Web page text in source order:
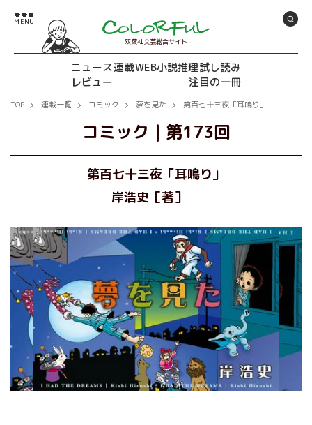
双葉社文芸総合サイト
ニュース連載WEB小説推理試し読み
レビュー
注目の一冊
TOP 連載一覧 コミック 夢を見た 第百七十三夜「耳鳴り」
コミック ｜ 第173回
第百七十三夜「耳鳴り」
岸浩史［著］